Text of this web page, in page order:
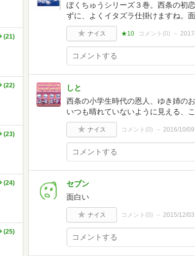
(21)
(22)
(23)
(24)
(25)
ぼくちゅうシリーズ３巻。西条の初
ずに、よくイタズラ仕掛けますね。面
ナイス ★10 コメント(0)
しと
西条の小学生時代の恩人、ゆき姉の
いつも晴れていないように見える、
ナイス コメント(0) 2016/10/09
セブン
面白い
ナイス コメント(0) 2015/12/03